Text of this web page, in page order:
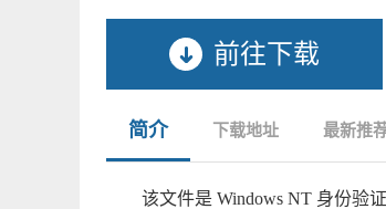
前往下载
简介 下载地址 最新推
该文件是 Windows NT 身份验